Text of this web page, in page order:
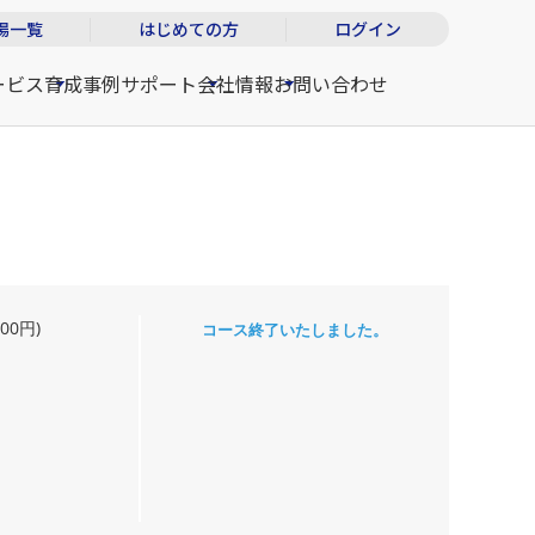
一覧 はじめての方 ログイン
ビス育成事例サポート会社情報お問い合わせ
円) コース終了いたしました。